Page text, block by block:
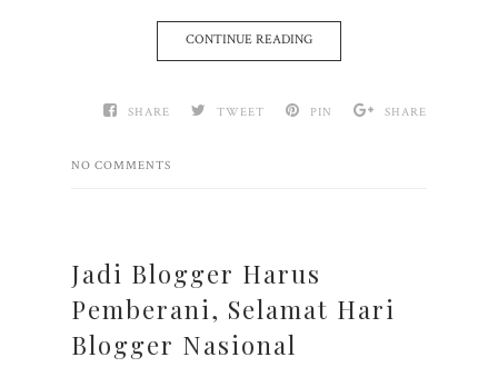
CONTINUE READING
SHARE TWEET PIN SHARE
NO COMMENTS
Jadi Blogger Harus
Pemberani, Selamat Hari
Blogger Nasional